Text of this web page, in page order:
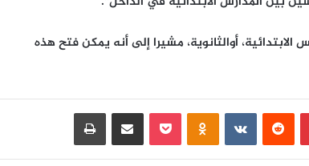
أوالثانوية، مشيرا إلى أنه يمكن فتح هذه
بينتيريست بوكيت مشاركة عبر البريد